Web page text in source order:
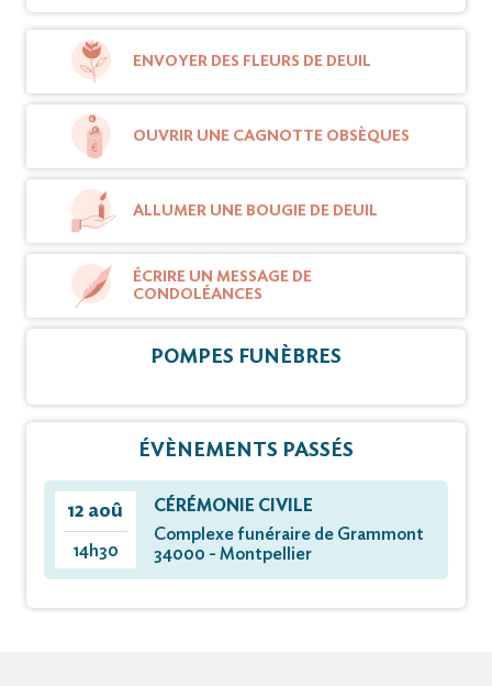
ENVOYER DES FLEURS DE DEUIL
OUVRIR UNE CAGNOTTE OBSÈQUES
ALLUMER UNE BOUGIE DE DEUIL
ÉCRIRE UN MESSAGE DE
CONDOLÉANCES
POMPES FUNÈBRES
ÉVÈNEMENTS PASSÉS
12 aoû
14h30
CÉRÉMONIE CIVILE
Complexe funéraire de Grammont
34000 - Montpellier